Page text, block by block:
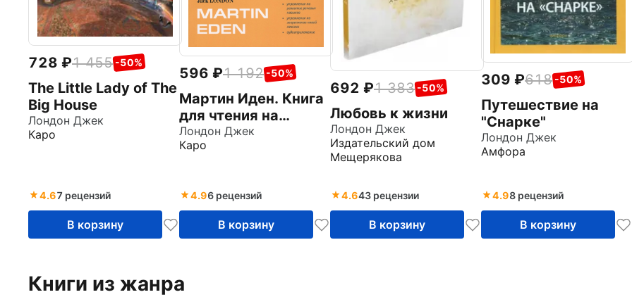
728 1 455 -50%
The Little Lady of The
Big House
Лондон Джек
Каро
4.67 рецензий
В корзину
596 1 192 -50%
Мартин Иден. Книга
для чтения на
английском языке
Лондон Джек
Каро
4.96 рецензий
В корзину
692 1 383 -50%
Любовь к жизни
Лондон Джек
Издательский дом
Мещерякова
4.643 рецензии
В корзину
309 618 -50%
Путешествие на
"Снарке"
Лондон Джек
Амфора
4.98 рецензий
В корзину
Книги из жанра